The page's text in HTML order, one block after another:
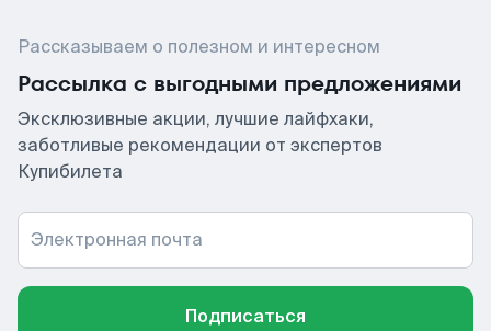
Рассказываем о полезном и интересном
Рассылка с выгодными предложениями
Эксклюзивные акции, лучшие лайфхаки,
заботливые рекомендации от экспертов
Купибилета
Электронная почта
Подписаться